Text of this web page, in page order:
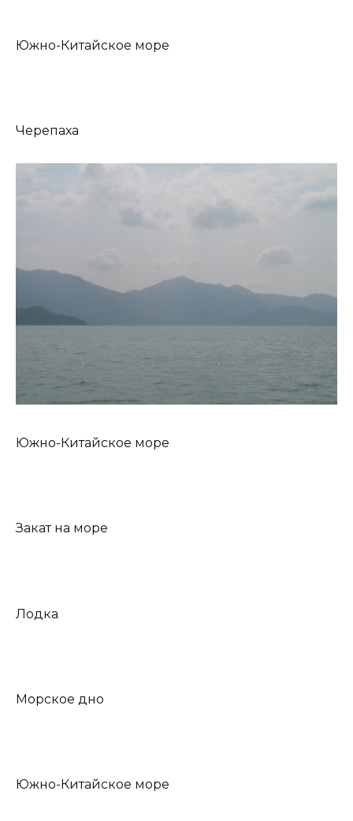
Южно-Китайское море
Черепаха
Южно-Китайское море
Закат на море
Лодка
Морское дно
Южно-Китайское море